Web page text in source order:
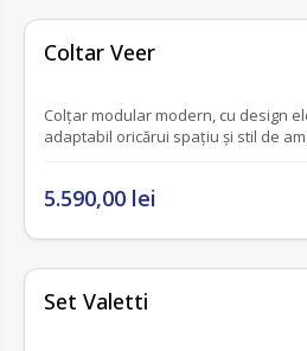
Coltar Veer
Colțar modular modern, cu design
adaptabil oricărui spațiu și stil de
5.590,00 lei
Set Valetti